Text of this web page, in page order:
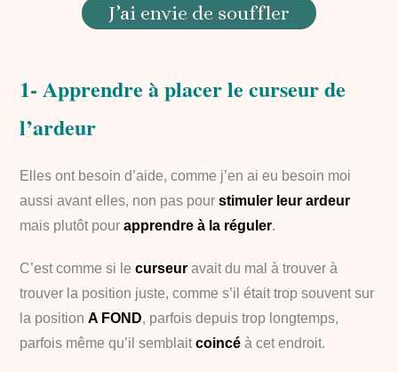
J’ai envie de souffler
1- Apprendre à placer le curseur de
l’ardeur
Elles ont besoin d’aide, comme j’en ai eu besoin moi
aussi avant elles, non pas pourstimuler leur ardeur
mais plutôt pourapprendre à la réguler.
C’est comme si lecurseur avait du mal à trouver à
trouver la position juste, comme s’il était trop souvent sur
la positionA FOND, parfois depuis trop longtemps,
parfois même qu’il semblaitcoincéà cet endroit.